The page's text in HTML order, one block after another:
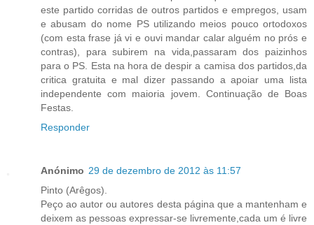
este partido corridas de outros partidos e empregos, usam
e abusam do nome PS utilizando meios pouco ortodoxos
(com esta frase já vi e ouvi mandar calar alguém no prós e
contras), para subirem na vida,passaram dos paizinhos
para o PS. Esta na hora de despir a camisa dos partidos,da
critica gratuita e mal dizer passando a apoiar uma lista
independente com maioria jovem. Continuação de Boas
Festas.
Responder
Anónimo 29 de dezembro de 2012 às 11:57
Pinto (Arêgos).
Peço ao autor ou autores desta página que a mantenham e
deixem as pessoas expressar-se livremente,cada um é livre